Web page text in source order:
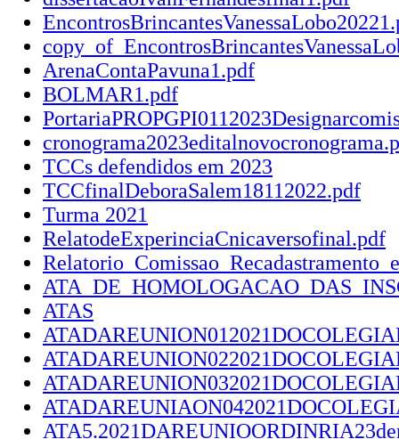
ArenaContaPavuna1.pdf
BOLMAR1.pdf
TCCs defendidos em 2023
TCCfinalDeboraSalem18112022.pdf
Turma 2021
RelatodeExperinciaCnicaversofinal.pdf
ATAS